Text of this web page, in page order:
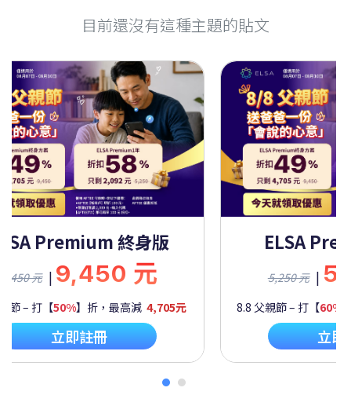
目前還沒有這種主題的貼文
Premium 終身版
9,450 元 | 9,450 元
節 – 打【50%】折，最高減 4,705元
立即註冊
ELSA
5,250 元 |
8.8 父親節 – 打【60%
立即